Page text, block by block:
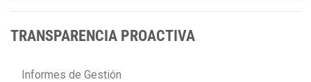
TRANSPARENCIA PROACTIVA
Informes de Gestión